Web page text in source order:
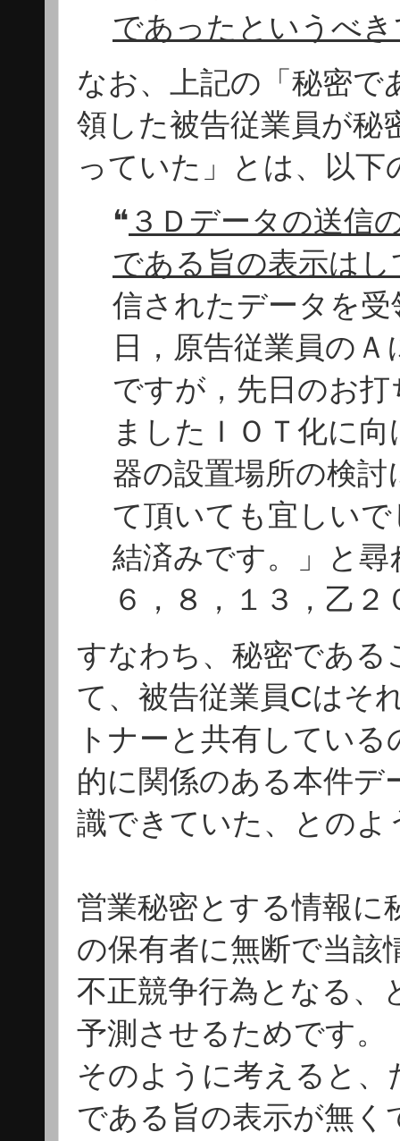
であったというべ
なお、上記の「秘密
領した被告従業員が秘
っていた」とは、以
❝ ３Ｄデータの送信
である旨の表示は
信されたデータを
日，原告従業員の
ですが，先日のお
ましたＩＯＴ化に
器の設置場所の検
て頂いても宜しい
結済みです。」と
６，８，１３，乙２
すなわち、秘密であ
て、被告従業員Cはそ
トナーと共有してい
的に関係のある本件
識できていた、とのよ
営業秘密とする情報に
の保有者に無断で当該
不正競争行為となる、
予測させるためです。
そのように考えると
である旨の表示が無く